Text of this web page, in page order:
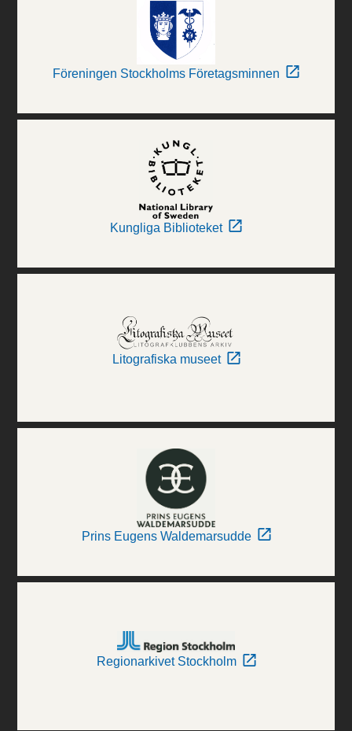
Föreningen Stockholms Företagsminnen
Kungliga Biblioteket
Litografiska museet
Prins Eugens Waldemarsudde
Regionarkivet Stockholm